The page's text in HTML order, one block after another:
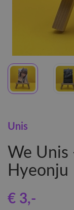
Unis
We Unis
Hyeonju
€ 3,-